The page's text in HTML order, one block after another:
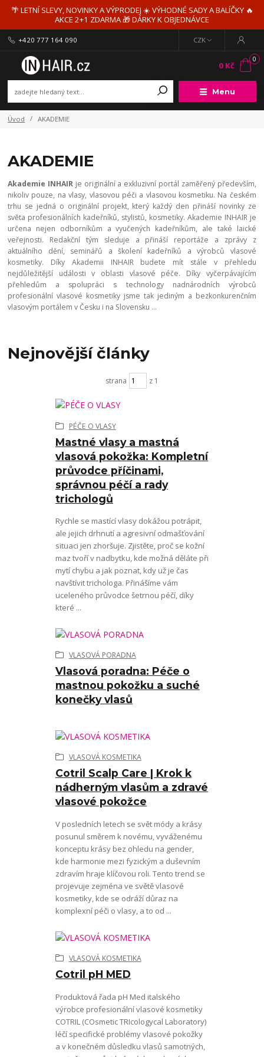
🌴 LETNÍ SLEVY, NOVINKY A VÝPRODEJ ☀️ VÝHODNÉ SADY A BALÍČKY 🔥
AKCE 2+1 ZDARMA 🎁 DÁRKY K OBJEDNÁVCE
Menu
CZK
+420 777 164 090
0
0 Kč
Úvod AKADEMIE
AKADEMIE
Akademie INHAIRje originální a exkluzivní portál zaměřený především,
nikoliv pouze, na vlasy, vlasovou péči a vlasovou kosmetiku. Na českém
trhu se jedná o originální projekt, který každý den přináší novinky ze
světa profesionálních kadeřníků, stylistů, kosmetiky. Akademie INHAIR je
určena nejen odborníkům a vyučených kadeřníkům, ale také laické
veřejnosti. Redakční tým sleduje a přináší reportáže a zprávy z
aktuálního dění, seminářů a školení kadeřníků a výrobců vlasové
kosmetiky. Díky Akademii INHAIR budete mít stále v přehledu
nejdůležitější události v oblasti vlasové péče. Díky vyčerpávajícím
přehledům a spolupráci s technology nadnárodních výrobců
profesionální vlasové kosmetiky jsme tak jediným a bezkonkurenčním
vlasovým portálem v Česku i na Slovensku ...
Nejnovější články
strana z 1
Mastné vlasy a mastná
vlasová pokožka: Kompletní
průvodce příčinami,
správnou péčí a rady
trichologů
PÉČE O VLASY
Rychle se mastící vlasy dokážou potrápit,
ale jejich drhnutí a agresivní odmašťování
situaci jen zhoršuje. Zjistěte, proč se kožní
maz tvoří v nadbytku, kde možná děláte při
mytí chybu a jak poznat, kdy už je čas
navštívit trichologa. Přinášíme vám
uceleného průvodce šetrnou péčí, díky
které ...
Vlasová poradna: Péče o
mastnou pokožku a suché
konečky vlasů
VLASOVÁ PORADNA
Cotril Scalp Care | Krok k
nádherným vlasům a zdravé
vlasové pokožce
VLASOVÁ KOSMETIKA
V posledních letech se svět módy a krásy
posunul směrem k novému, vyváženému
konceptu krásy bez ohledu na gender,
kde harmonie mezi fyzickým a duševním
zdravím hraje klíčovou roli. Tento trend se
projevuje zejména ve světě vlasové
kosmetiky, kde se odráží důraz na
komplexní péči o vlasy, a to od ...
Cotril pH MED
VLASOVÁ KOSMETIKA
Produktová řada pH Med italského
výrobce profesionální vlasové kosmetiky
COTRIL (COsmetic TRIcologycal Laboratory)
léčí specifické problémy vlasové pokožky
a v konečném důsledku vlasů samotných,